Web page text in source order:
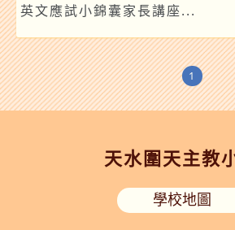
英文應試小錦囊家長講座...
1
天水圍天主教
學校地圖